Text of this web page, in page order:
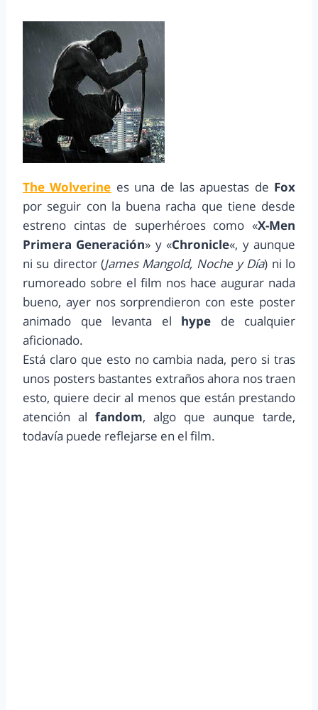
The Wolverine es una de las apuestas de Fox
por seguir con la buena racha que tiene desde
estreno cintas de superhéroes como «X-Men
Primera Generación» y «Chronicle«, y aunque
ni su director (James Mangold, Noche y Día) ni lo
rumoreado sobre el film nos hace augurar nada
bueno, ayer nos sorprendieron con este poster
animado que levanta el hype de cualquier
aficionado.
Está claro que esto no cambia nada, pero si tras
unos posters bastantes extraños ahora nos traen
esto, quiere decir al menos que están prestando
atención al fandom, algo que aunque tarde,
todavía puede reflejarse en el film.